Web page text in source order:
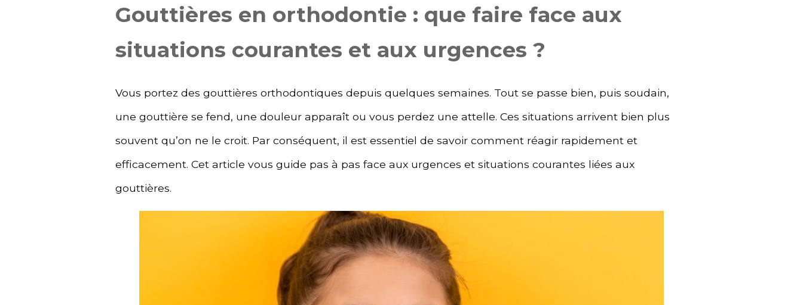
Gouttières en orthodontie : que faire face aux
situations courantes et aux urgences ?
Vous portez des gouttières orthodontiques depuis quelques semaines. Tout se passe bien, puis soudain,
une gouttière se fend, une douleur apparaît ou vous perdez une attelle. Ces situations arrivent bien plus
souvent qu’on ne le croit. Par conséquent, il est essentiel de savoir comment réagir rapidement et
efficacement. Cet article vous guide pas à pas face aux urgences et situations courantes liées aux
gouttières.